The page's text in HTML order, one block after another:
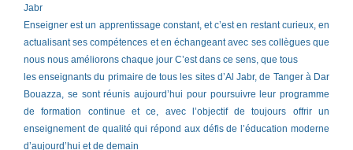
Jabr
Enseigner est un apprentissage constant, et c’est en restant curieux, en
actualisant ses compétences et en échangeant avec ses collègues que
nous nous améliorons chaque jour C’est dans ce sens, que tous
les enseignants du primaire de tous les sites d’Al Jabr, de Tanger à Dar
Bouazza, se sont réunis aujourd’hui pour poursuivre leur programme
de formation continue et ce, avec l’objectif de toujours offrir un
enseignement de qualité qui répond aux défis de l’éducation moderne
d’aujourd’hui et de demain
Enseignants
Primaire
d’Al
Jabr
en
Action